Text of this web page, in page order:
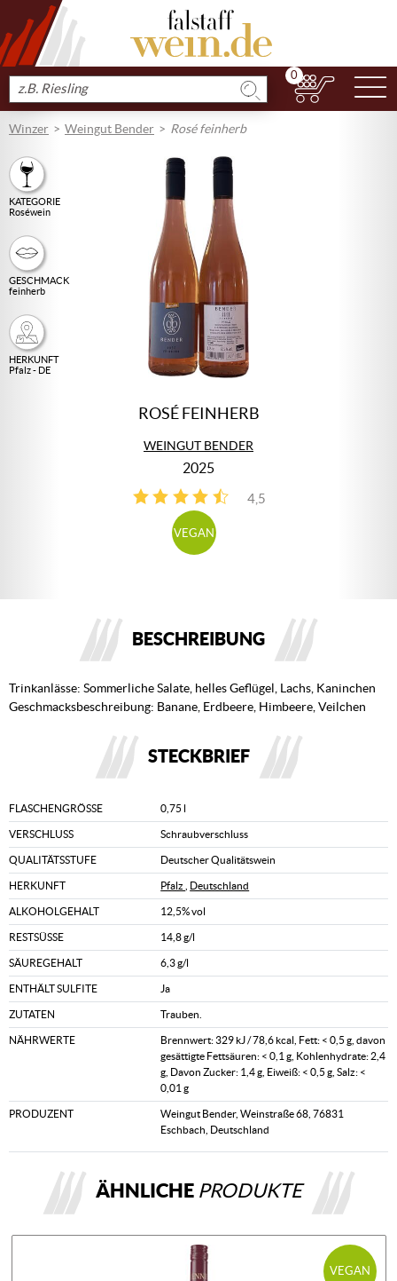
Produkt
suchen
0
Winzer Weingut Bender Rosé feinherb
KATEGORIE
Roséwein
GESCHMACK
feinherb
HERKUNFT
Pfalz - DE
ROSÉ FEINHERB
WEINGUT BENDER
2025
4,5
4
VEGAN
BESCHREIBUNG
Trinkanlässe: Sommerliche Salate, helles Geflügel, Lachs, Kaninchen
Geschmacksbeschreibung: Banane, Erdbeere, Himbeere, Veilchen
STECKBRIEF
FLASCHENGRÖSSE 0,75 l
VERSCHLUSS Schraubverschluss
QUALITÄTSSTUFE Deutscher Qualitätswein
HERKUNFT Pfalz Deutschland
ALKOHOLGEHALT 12,5% vol
RESTSÜSSE 14,8 g/l
SÄUREGEHALT 6,3 g/l
ENTHÄLT SULFITE Ja
ZUTATEN Trauben.
NÄHRWERTE
Brennwert: 329 kJ / 78,6 kcal, Fett: < 0,5 g, davon
gesättigte Fettsäuren: < 0,1 g, Kohlenhydrate: 2,4
g, Davon Zucker: 1,4 g, Eiweiß: < 0,5 g, Salz: <
0,01 g
PRODUZENT
Weingut Bender, Weinstraße 68, 76831
Eschbach, Deutschland
ÄHNLICHE PRODUKTE
VEGAN